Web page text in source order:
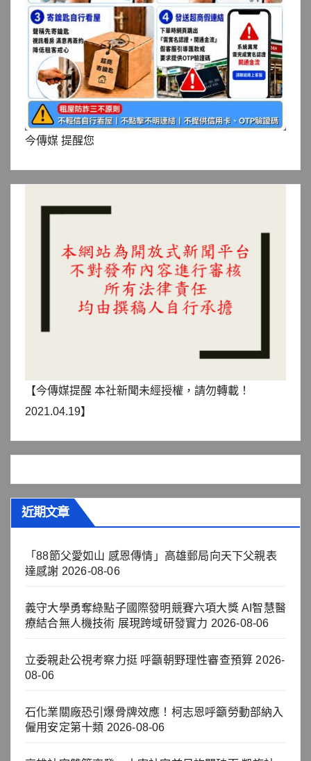
今傳媒 提醒您
【今傳媒提醒 本社新聞未經授權，請勿轉載！
2021.04.19】
近期文章
「88節父愛如山 感恩傳情」高雄郵局向天下父親表
達感謝 2026-08-06
義守大學勇奪綠點子國際發明競賽六項大獎 AI智慧醫
療結合無人機技術 展現跨域研發實力 2026-08-06
立委親赴公視考察力挺 呼籲朝野理性審查預算 2026-
08-06
石化業關廠恐引爆骨牌效應！柯志恩呼籲勞動部納入
僱用安定第十類 2026-08-06